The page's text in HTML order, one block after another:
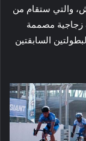
والتي ستقام من
زجاجية مصممة
السابقتين